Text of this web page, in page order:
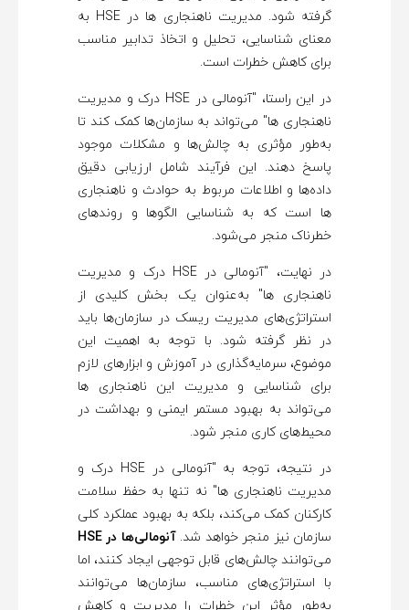
گرفته شود. مدیریت ناهنجاری ها در HSE به
معنای شناسایی، تحلیل و اتخاذ تدابیر مناسب
برای کاهش خطرات است.
در این راستا، "آنومالی در HSE درک و مدیریت
ناهنجاری ها" می‌تواند به سازمان‌ها کمک کند تا
به‌طور مؤثری به چالش‌ها و مشکلات موجود
پاسخ دهند. این فرآیند شامل ارزیابی دقیق
داده‌ها و اطلاعات مربوط به حوادث و ناهنجاری
ها است که به شناسایی الگوها و روندهای
خطرناک منجر می‌شود.
در نهایت، "آنومالی در HSE درک و مدیریت
ناهنجاری ها" به‌عنوان یک بخش کلیدی از
استراتژی‌های مدیریت ریسک در سازمان‌ها باید
در نظر گرفته شود. با توجه به اهمیت این
موضوع، سرمایه‌گذاری در آموزش و ابزارهای لازم
برای شناسایی و مدیریت این ناهنجاری ها
می‌تواند به بهبود مستمر ایمنی و بهداشت در
محیط‌های کاری منجر شود.
در نتیجه، توجه به "آنومالی در HSE درک و
مدیریت ناهنجاری ها" نه تنها به حفظ سلامت
کارکنان کمک می‌کند، بلکه به بهبود عملکرد کلی
سازمان نیز منجر خواهد شد.آنومالی‌ها در HSE
می‌توانند چالش‌های قابل توجهی ایجاد کنند، اما
با استراتژی‌های مناسب، سازمان‌ها می‌توانند
به‌طور مؤثر این خطرات را مدیریت و کاهش